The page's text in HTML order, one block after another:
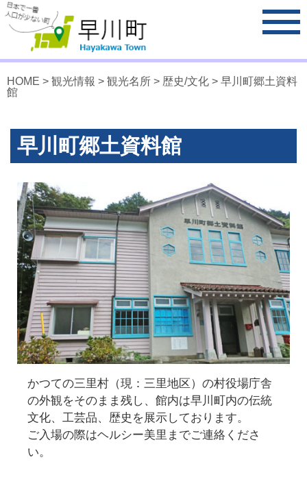
HOME > 観光情報 > 観光名所 > 歴史/文化 > 早川町郷土資料
館
早川町郷土資料館
かつての三里村（現：三里地区）の村役場庁舎
の外観をそのまま残し、館内は早川町内の伝統
文化、工芸品、歴史を展示しております。
ご入場の際はヘルシー美里までご連絡くださ
い。